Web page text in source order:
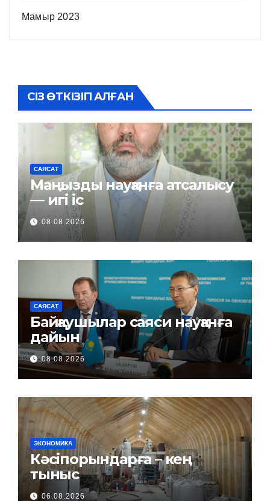
Мамыр 2023
СІЗ ӨТКІЗІП АЛҒАН
САЯСАТ
Маңызды науқанға атсалысу
— игі іс
08.08.2026
САЯСАТ
Байқаушылар саяси науқанға
дайын
08.08.2026
ЭКОНОМИКА
Кәсіпорындарға – кең
тыныс
06.08.2026